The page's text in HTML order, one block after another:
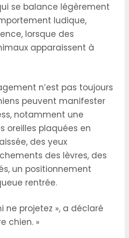
se balance légèrement
ludique,
lorsque des
apparaissent à
n’est pas toujours
peuvent manifester
notamment une
oreilles plaquées en
des yeux
des lèvres, des
un positionnement
rentrée.
ne projetez », a déclaré
chien. »